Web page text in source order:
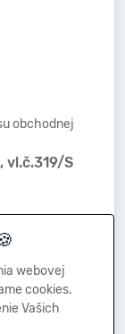
obchodnej
vl.č.319/S
webovej
cookies.
Vašich